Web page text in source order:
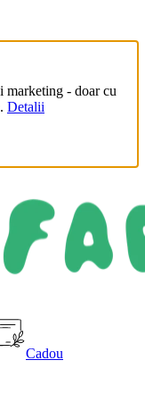
marketing - doar cu
Detalii
Cadou